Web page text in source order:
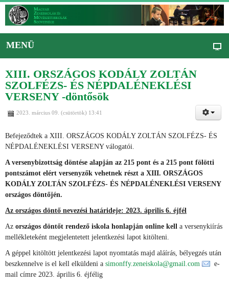
MENÜ
XIII. ORSZÁGOS KODÁLY ZOLTÁN
SZOLFÉZS- ÉS NÉPDALÉNEKLÉSI
VERSENY -döntősök
2023. március 09. (csütörtök) 13:41
Befejeződtek a XIII. ORSZÁGOS KODÁLY ZOLTÁN SZOLFÉZS- ÉS
NÉPDALÉNEKLÉSI VERSENY válogatói.
A versenybizottság döntése alapján az 215 pont és a 215 pont fölötti
pontszámot elért versenyzők vehetnek részt a XIII. ORSZÁGOS
KODÁLY ZOLTÁN SZOLFÉZS- ÉS NÉPDALÉNEKLÉSI VERSENY
országos döntőjén.
Az országos döntő nevezési határideje: 2023. április 6. éjfél
Az országos döntőt rendező iskola honlapján online kell a versenykiírás
mellékleteként megjelentetett jelentkezési lapot kitölteni.
A géppel kitöltött jelentkezési lapot nyomtatás majd aláírás, bélyegzés után
beszkennelve is el kell elküldeni a simonffy.zeneiskola@gmail.com
e-
mail címre 2023. április 6. éjfélig